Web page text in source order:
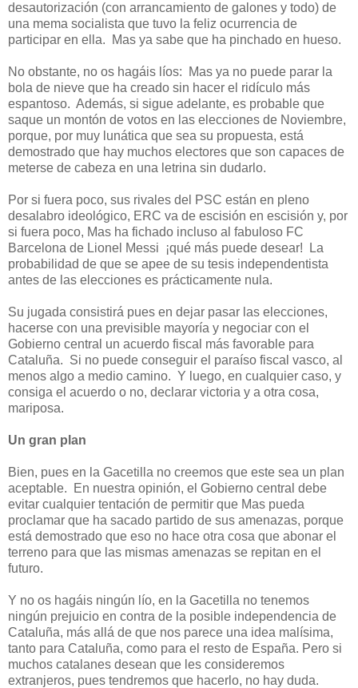
desautorización (con arrancamiento de galones y todo) de
una mema socialista que tuvo la feliz ocurrencia de
participar en ella.
Mas ya sabe que ha pinchado en hueso.
No obstante, no os hagáis líos:
Mas ya no puede parar la
bola de nieve que ha creado sin hacer el ridículo más
espantoso. Además, si sigue adelante, es probable que
saque un montón de votos en las elecciones de Noviembre,
porque, por muy lunática que sea su propuesta, está
demostrado que hay muchos electores que son capaces de
meterse de cabeza en una letrina sin dudarlo.
Por si fuera poco, sus rivales del PSC están en pleno
desalabro ideológico, ERC va de escisión en escisión y, por
si fuera poco, Mas ha fichado incluso al fabuloso FC
Barcelona de Lionel Messi
¡qué más puede desear!
La
probabilidad de que se apee de su tesis independentista
antes de las elecciones es prácticamente nula.
Su jugada consistirá pues en dejar pasar las elecciones,
hacerse con una previsible mayoría y negociar con el
Gobierno central un acuerdo fiscal más favorable para
Cataluña. Si no puede conseguir el paraíso fiscal vasco, al
menos algo a medio camino. Y luego, en cualquier caso, y
consiga el acuerdo o no, declarar victoria y a otra cosa,
mariposa.
Un gran plan
Bien, pues en la Gacetilla no creemos que este sea un plan
aceptable.
En nuestra opinión, el Gobierno central debe
evitar cualquier tentación de permitir que Mas pueda
proclamar que ha sacado partido de sus amenazas, porque
está demostrado que eso no hace otra cosa que abonar el
terreno para que las mismas amenazas se repitan en el
futuro.
Y no os hagáis ningún lío, en la Gacetilla no tenemos
ningún prejuicio en contra de la posible independencia de
Cataluña, más allá de que nos parece una idea malísima,
tanto para Cataluña, como para el resto de España. Pero si
muchos catalanes desean que les consideremos
extranjeros, pues tendremos que hacerlo, no hay duda.